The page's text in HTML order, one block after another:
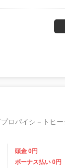
頭金 0円
ボーナス払い 0円